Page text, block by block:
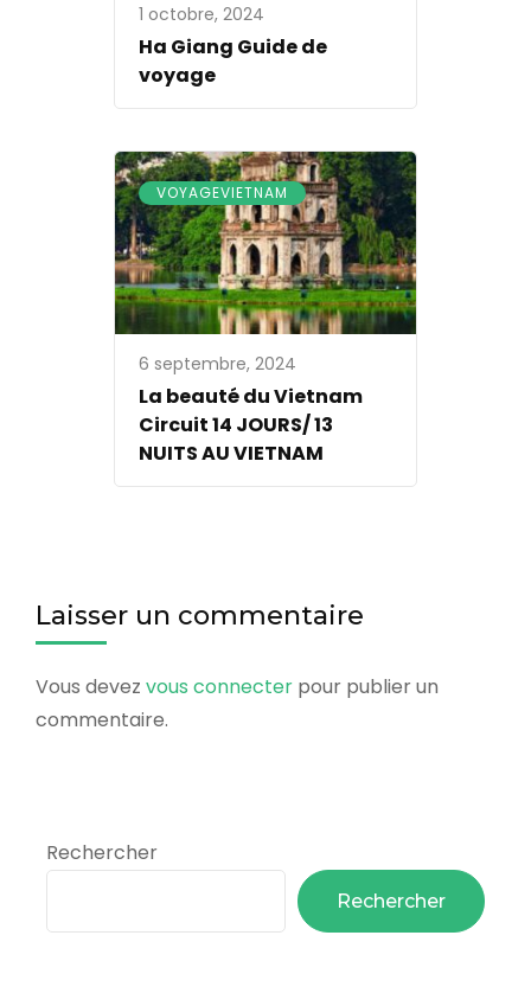
1 octobre, 2024
Ha Giang Guide de
voyage
VOYAGEVIETNAM
6 septembre, 2024
La beauté du Vietnam
Circuit 14 JOURS/ 13
NUITS AU VIETNAM
Laisser un commentaire
Vous devez vous connecter pour publier un
commentaire.
Rechercher
Rechercher